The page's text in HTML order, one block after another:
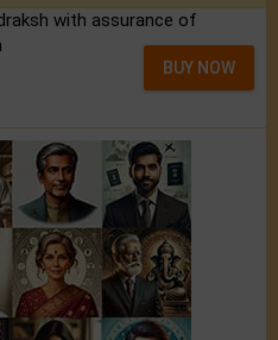
with assurance of
BUY NOW